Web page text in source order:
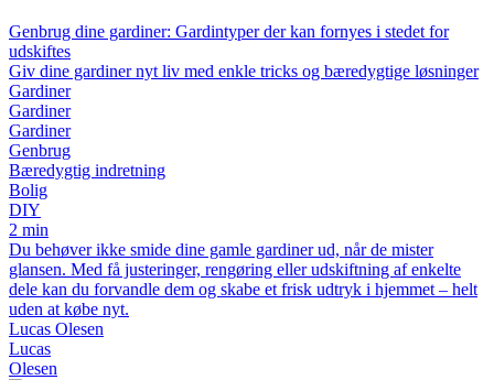
Genbrug dine gardiner: Gardintyper der kan fornyes i stedet for
udskiftes
Giv dine gardiner nyt liv med enkle tricks og bæredygtige løsninger
Gardiner
Gardiner
Gardiner
Genbrug
Bæredygtig indretning
Bolig
DIY
2 min
Du behøver ikke smide dine gamle gardiner ud, når de mister
glansen. Med få justeringer, rengøring eller udskiftning af enkelte
dele kan du forvandle dem og skabe et frisk udtryk i hjemmet – helt
uden at købe nyt.
Lucas Olesen
Lucas
Olesen